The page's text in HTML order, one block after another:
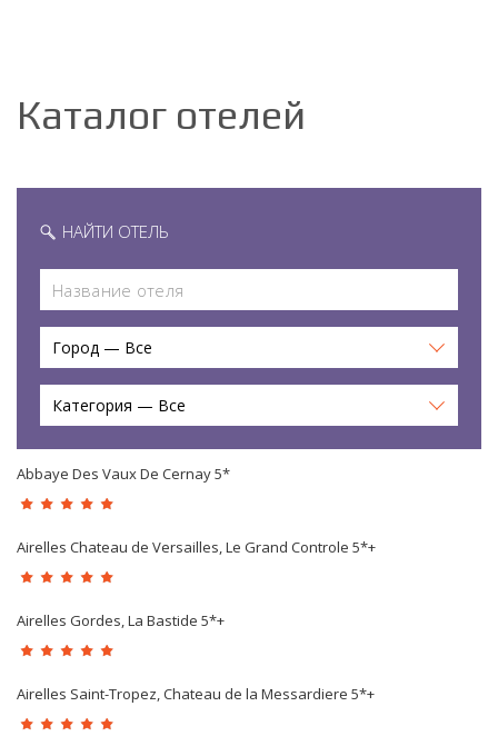
Каталог отелей
НАЙТИ ОТЕЛЬ
Город — Все
Категория — Все
Abbaye Des Vaux De Cernay 5*
Airelles Chateau de Versailles, Le Grand Controle 5*+
Airelles Gordes, La Bastide 5*+
Airelles Saint-Tropez, Chateau de la Messardiere 5*+